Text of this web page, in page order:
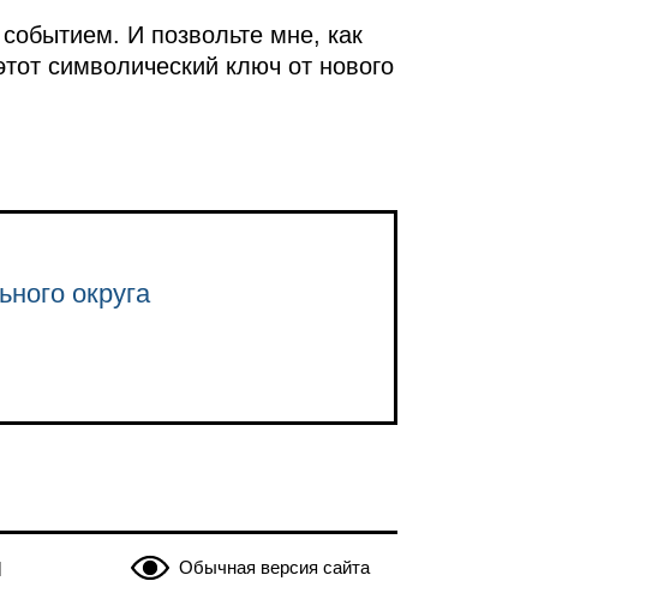
И позвольте мне, как
символический ключ от нового
округа
Обычная версия сайта